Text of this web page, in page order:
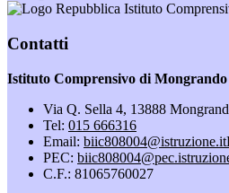
Istituto
Contatti
Istituto Comprensivo di Mongrando
Via Q. Sella 4, 13888
Tel: 015 666316
Email: biic808004@istruzione.it
PEC:
C.F.: 81065760027